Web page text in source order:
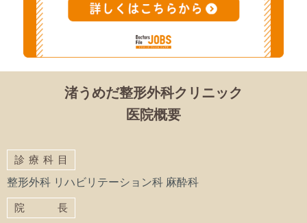
渚うめだ整形外科クリニック
医院概要
診療科目
整形外科 リハビリテーション科 麻酔科
院長